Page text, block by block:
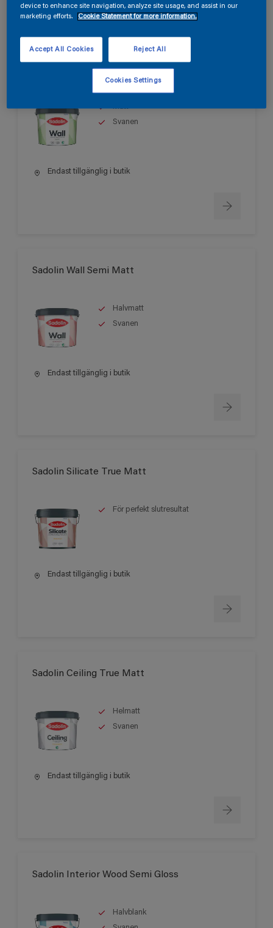
Sadolin Wall Matt
Matt
Svanen
Endast tillgänglig i butik
Sadolin Wall Semi Matt
Halvmatt
Svanen
Endast tillgänglig i butik
Sadolin Silicate True Matt
För perfekt slutresultat
Endast tillgänglig i butik
Sadolin Ceiling True Matt
Helmatt
Svanen
Endast tillgänglig i butik
Sadolin Interior Wood Semi Gloss
Halvblank
device to enhance site navigation, analyze site usage, and assist in our
marketing efforts.
Cookie Statement for more information.
Reject All
Accept All Cookies
Cookies Settings